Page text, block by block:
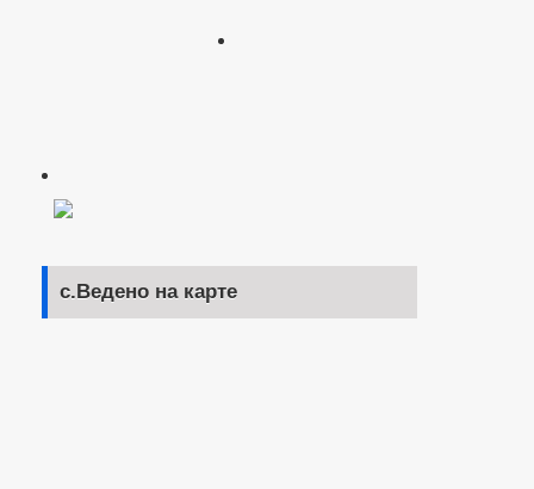
с.Ведено на карте